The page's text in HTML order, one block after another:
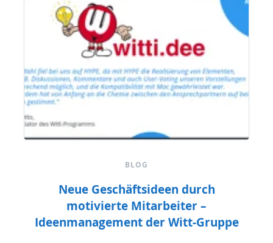
BLOG
Neue Geschäftsideen durch
motivierte Mitarbeiter –
Ideenmanagement der Witt-Gruppe